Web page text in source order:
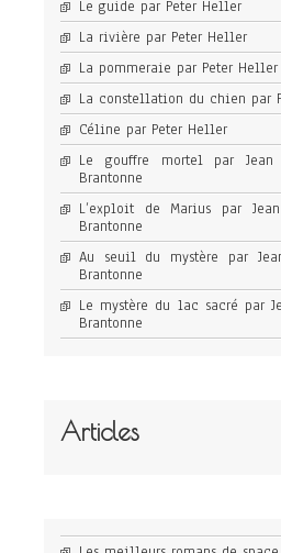
Le guide par Peter Heller
La rivière par Peter Heller
La pommeraie par Peter Heller
La constellation du chien par
Céline par Peter Heller
Le gouffre mortel par
Brantonne
L’exploit de Marius par
Brantonne
Au seuil du mystère par
Brantonne
Le mystère du lac sacré par
Brantonne
Articles